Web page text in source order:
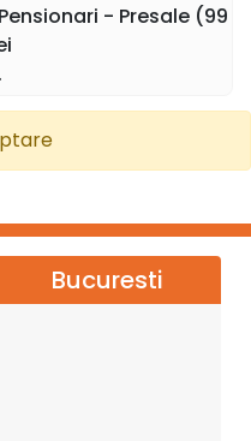
- Presale (99
Bucuresti